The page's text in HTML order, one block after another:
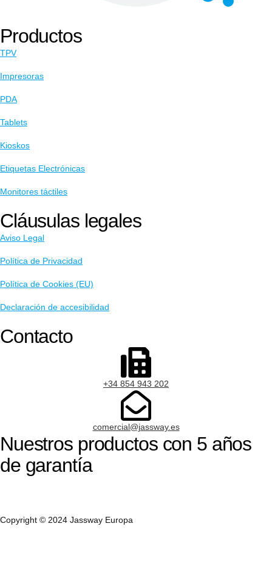
Productos
TPV
Impresoras
PDA
Tablets
Kioskos
Etiquetas Electrónicas
Monitores táctiles
Cláusulas legales
Aviso Legal
Política de Privacidad
Política de Cookies (EU)
Declaración de accesibilidad
Contacto
+34 854 943 202
comercial@jassway.es
Nuestros productos con 5 años
de garantía
Copyright © 2024 Jassway Europa